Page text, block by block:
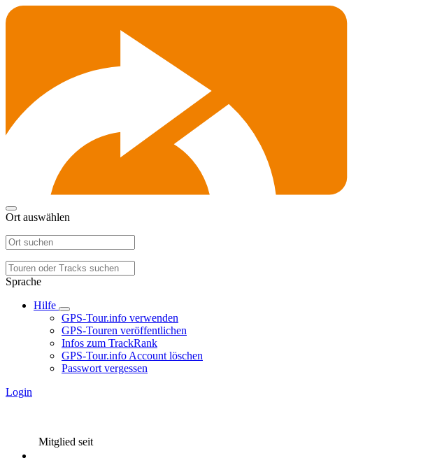
Ort auswählen
Sprache
Hilfe
GPS-Tour.info verwenden
GPS-Touren veröffentlichen
Infos zum TrackRank
GPS-Tour.info Account löschen
Passwort vergessen
Login
Mitglied seit